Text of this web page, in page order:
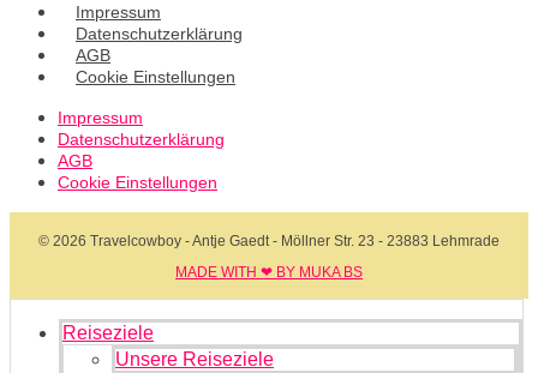
Impressum
Datenschutzerklärung
AGB
Cookie Einstellungen
Impressum
Datenschutzerklärung
AGB
Cookie Einstellungen
© 2026 Travelcowboy - Antje Gaedt - Möllner Str. 23 - 23883 Lehmrade
MADE WITH ❤ BY MUKA BS​
Reiseziele
Unsere Reiseziele